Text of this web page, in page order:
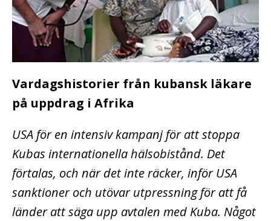
Vardagshistorier från kubansk läkare
på uppdrag i Afrika
USA för en intensiv kampanj för att stoppa
Kubas internationella hälsobistånd. Det
förtalas, och när det inte räcker, inför USA
sanktioner och utövar utpressning för att få
länder att säga upp avtalen med Kuba. Något